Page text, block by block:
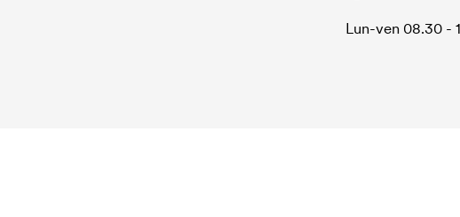
Lun-ven 08.30 -